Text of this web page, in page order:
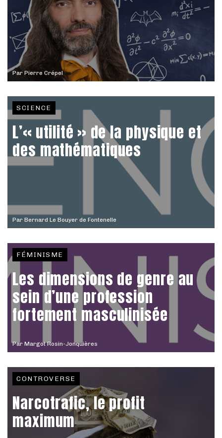
ParPierre Crépel
Par Bernard Le Bouyer de Fontenelle
SCIENCE
L’« utilité » de la physique et
des mathématiques
Par Margot Rosin-Jonquières
FÉMINISME
Les dimensions de genre au
sein d’une profession
fortement masculinisée
CONTROVERSE
Narcotrafic, le profit
maximum